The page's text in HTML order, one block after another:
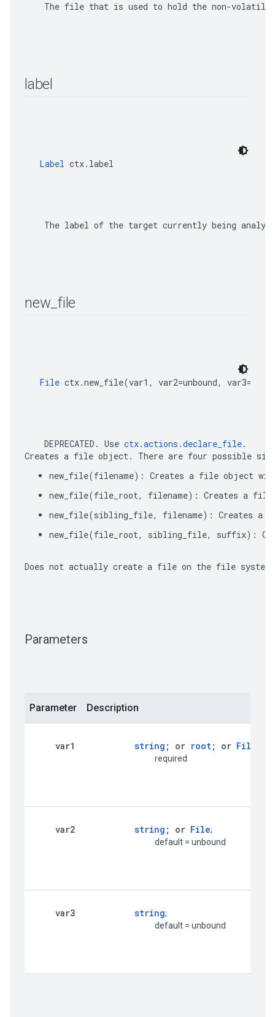
The file that is used to hold the non-
label
Label ctx.label
The label of the target currently being
new_file
File ctx.new_file(var1, var2=unbound,
    DEPRECATED. Use
ctx.actions.declare_file.
Creates a file object. There are four possible
new_file(filename): Creates a file object
new_file(file_root, filename): Creates a
new_file(sibling_file, filename): Creates a
new_file(file_root, sibling_file, suffix):
Does not actually create a file on the file
Parameters
Parameter Description
var1 string ; or root; or File
                                     required
var2 string ; or File;
                                     default = unbound
var3 string;
                                     default = unbound